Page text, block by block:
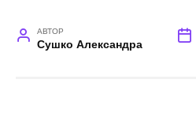
АВТОР
Сушко Александра